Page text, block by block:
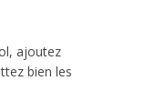
ajoutez
bien les